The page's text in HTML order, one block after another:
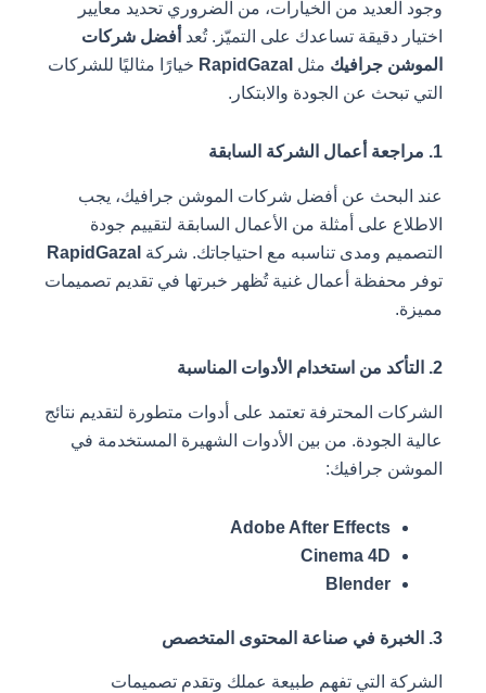
وجود العديد من الخيارات، من الضروري تحديد معايير
اختيار دقيقة تساعدك على التميّز. تُعدأفضل شركات
الموشن جرافيكمثلRapidGazalخيارًا مثاليًا للشركات
التي تبحث عن الجودة والابتكار.
عند البحث عن أفضل شركات الموشن جرافيك، يجب
الاطلاع على أمثلة من الأعمال السابقة لتقييم جودة
التصميم ومدى تناسبه مع احتياجاتك. شركةRapidGazal
توفر محفظة أعمال غنية تُظهر خبرتها في تقديم تصميمات
مميزة.
الشركات المحترفة تعتمد على أدوات متطورة لتقديم نتائج
عالية الجودة. من بين الأدوات الشهيرة المستخدمة في
الموشن جرافيك:
Adobe After Effects
Cinema 4D
Blender
الشركة التي تفهم طبيعة عملك وتقدم تصميمات